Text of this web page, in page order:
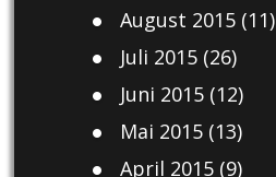
August 2015(11)
Juli 2015(26)
Juni 2015(12)
Mai 2015(13)
April 2015(9)